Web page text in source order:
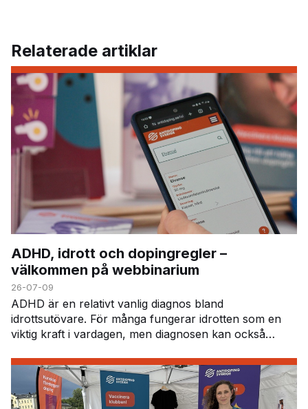
Relaterade artiklar
ADHD, idrott och dopingregler –
välkommen på webbinarium
26-07-09
ADHD är en relativt vanlig diagnos bland
idrottsutövare. För många fungerar idrotten som en
viktig kraft i vardagen, men diagnosen kan också
att h…